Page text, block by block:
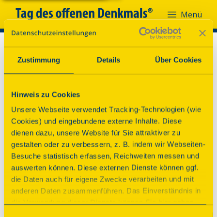
Zustimmung Details Über Cookies
Hinweis zu Cookies
Unsere Webseite verwendet Tracking-Technologien (wie
Cookies) und eingebundene externe Inhalte. Diese
dienen dazu, unsere Website für Sie attraktiver zu
gestalten oder zu verbessern, z. B. indem wir Webseiten-
Besuche statistisch erfassen, Reichweiten messen und
auswerten können. Diese externen Dienste können ggf.
die Daten auch für eigene Zwecke verarbeiten und mit
anderen Daten zusammenführen. Das Einverständnis in
die Verwendung dieser Dienste können Sie hier geben.
Menü